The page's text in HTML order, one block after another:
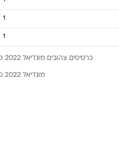
1
1
כרטיסים צהובים מונדיאל 2022 כדורגל
מונדיאל 2022 כדורגל